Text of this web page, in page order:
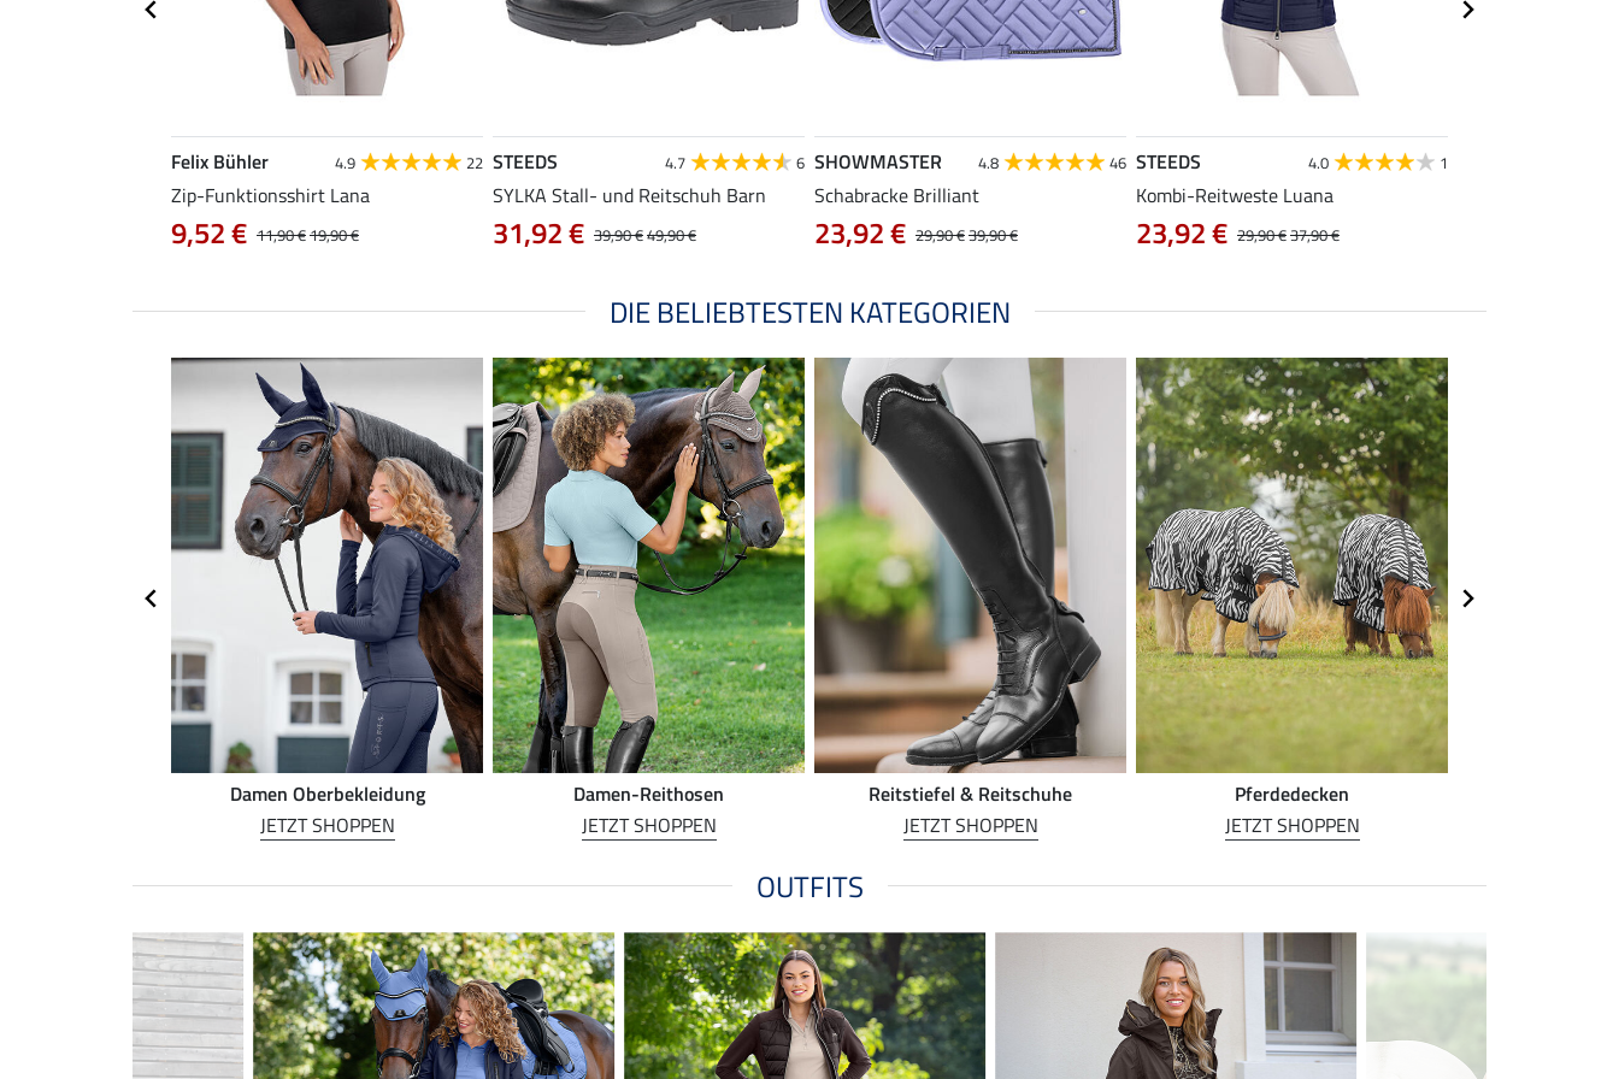
Felix Bühler 4.9 22
Zip-Funktionsshirt Lana
11,90 €19,90 €
9,52 €
STEEDS 4.7 6
SYLKA Stall- und Reitschuh Barn
39,90 €49,90 €
31,92 €
SHOWMASTER 4.8 46
Schabracke Brilliant
29,90 €39,90 €
23,92 €
STEEDS 4.0 1
Kombi-Reitweste Luana
29,90 €37,90 €
23,92 €
DIE BELIEBTESTEN KATEGORIEN
Damen Oberbekleidung
JETZT SHOPPEN
Damen-Reithosen
JETZT SHOPPEN
Reitstiefel & Reitschuhe
JETZT SHOPPEN
Pferdedecken
JETZT SHOPPEN
OUTFITS